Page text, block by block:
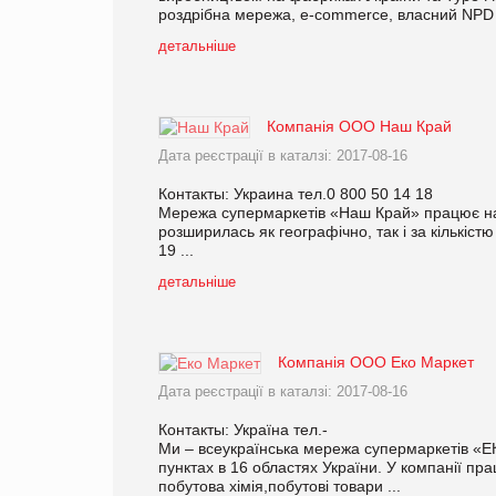
роздрібна мережа, e-commerce, власний
детальніше
Компанія ООО Наш Край
Дата реєстрації в каталзі: 2017-08-16
Контакты: Украина тел.0 800 50 14 18
Мережа супермаркетів «Наш Край» працює
розширилась як географічно, так і за
19 ...
детальніше
Компанія ООО Еко Маркет
Дата реєстрації в каталзі: 2017-08-16
Контакты: Україна тел.-
Ми – всеукраїнська мережа супермаркетів
пунктах в 16 областях України. У компанії
побутова хімія,побутові товари ...